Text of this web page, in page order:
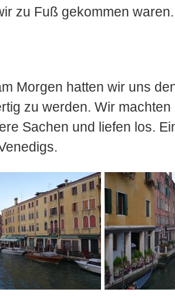
zu Fuß gekommen
Morgen hatten wir uns
zu werden. Wir
Sachen und liefen los.